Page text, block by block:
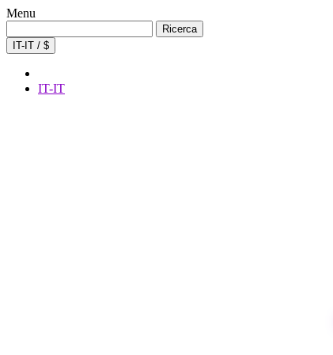
Menu
per:
Ricerca
IT-IT / $
IT-IT